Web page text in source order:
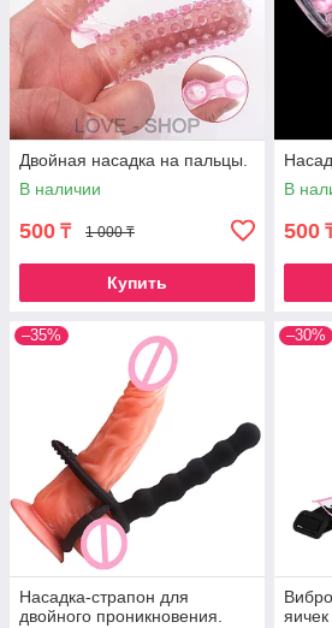
Двойная насадка на пальцы.
В наличии
500 ₸ 1 000 ₸
Купить
В
500
–35%
Насадка-страпон для
двойного проникновения.
–30%